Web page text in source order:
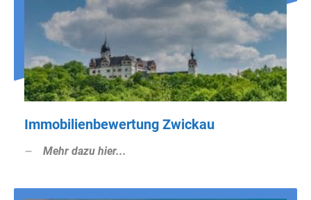
Immobilienbewertung Zwickau
Mehr dazu hier...